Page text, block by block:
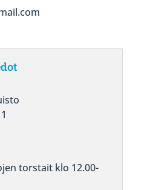
torstait klo 12.00-